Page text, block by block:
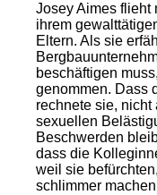
Josey Aimes flieht
ihrem
Eltern. Als sie
beschäftigen
genommen. Dass
rechnete sie, nicht
sexuellen
Beschwerden
dass die
weil sie
schlimmer